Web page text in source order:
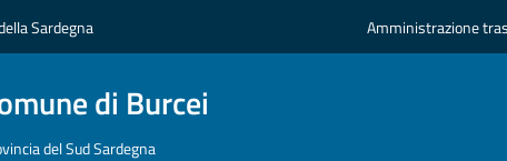
Sardegna Amministrazione
di Burcei
del Sud Sardegna